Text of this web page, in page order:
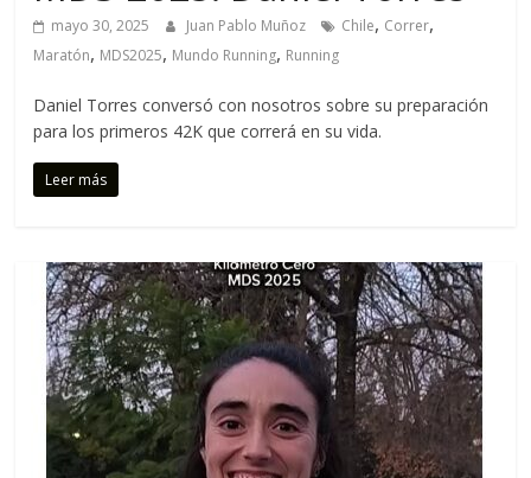
mayo 30, 2025 Juan Pablo Muñoz Chile, Correr,
Maratón, MDS2025, Mundo Running, Running
Daniel Torres conversó con nosotros sobre su preparación
para los primeros 42K que correrá en su vida.
Leer más